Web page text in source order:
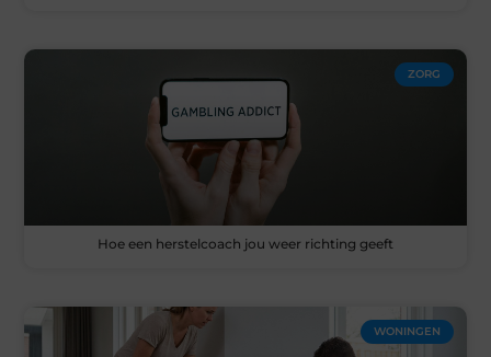
ZORG
Hoe een herstelcoach jou weer richting geeft
WONINGEN